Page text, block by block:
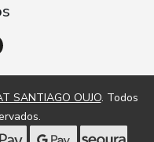
SANTIAGO OUJO. Todos